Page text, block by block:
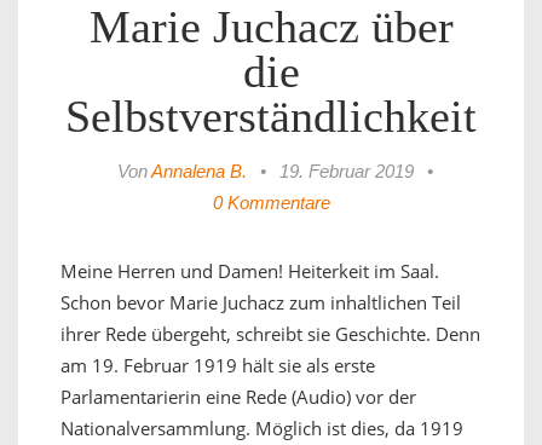
Marie Juchacz über
die
Selbstverständlichkeit
VonAnnalena B. • 19. Februar 2019
•
0 Kommentare
Meine Herren und Damen! Heiterkeit im Saal.
Schon bevor Marie Juchacz zum inhaltlichen Teil
ihrer Rede übergeht, schreibt sie Geschichte. Denn
am 19. Februar 1919 hält sie als erste
Parlamentarierin eine Rede (Audio) vor der
Nationalversammlung. Möglich ist dies, da 1919